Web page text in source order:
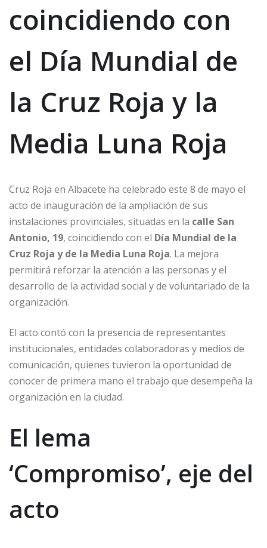
coincidiendo con
el Día Mundial de
la Cruz Roja y la
Media Luna Roja
Cruz Roja en Albacete ha celebrado este 8 de mayo el
acto de inauguración de la ampliación de sus
instalaciones provinciales, situadas en la calle San
Antonio, 19, coincidiendo con el Día Mundial de la
Cruz Roja y de la Media Luna Roja. La mejora
permitirá reforzar la atención a las personas y el
desarrollo de la actividad social y de voluntariado de la
organización.
El acto contó con la presencia de representantes
institucionales, entidades colaboradoras y medios de
comunicación, quienes tuvieron la oportunidad de
conocer de primera mano el trabajo que desempeña la
organización en la ciudad.
El lema
‘Compromiso’, eje del
acto